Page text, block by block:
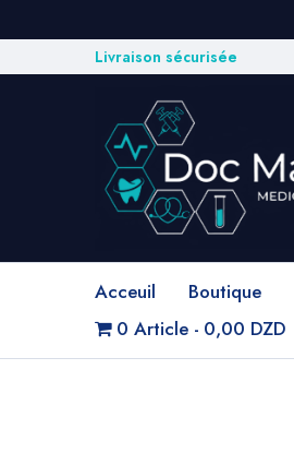
Livraison sécurisée
Acceuil Boutique
0 Article
0,00 DZD